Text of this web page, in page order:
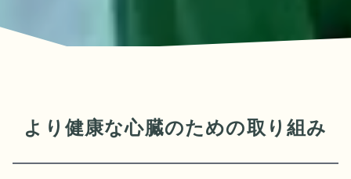
より健康な心臓のための取り組み